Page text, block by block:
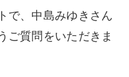
で、中島みゆきさん
ご質問をいただきま